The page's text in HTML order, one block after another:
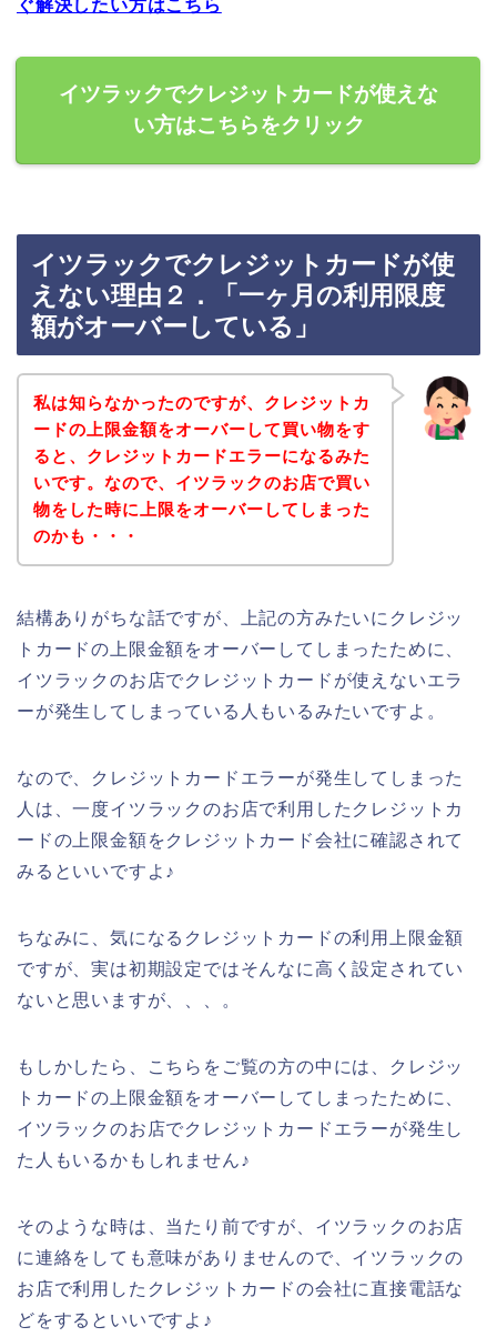
ぐ解決したい方はこちら
イツラックでクレジットカードが使えな
い方はこちらをクリック
イツラックでクレジットカードが使
えない理由２．「一ヶ月の利用限度
額がオーバーしている」
私は知らなかったのですが、クレジットカ
ードの上限金額をオーバーして買い物をす
ると、クレジットカードエラーになるみた
いです。なので、イツラックのお店で買い
物をした時に上限をオーバーしてしまった
のかも・・・
結構ありがちな話ですが、上記の方みたいにクレジッ
トカードの上限金額をオーバーしてしまったために、
イツラックのお店でクレジットカードが使えないエラ
ーが発生してしまっている人もいるみたいですよ。
なので、クレジットカードエラーが発生してしまった
人は、一度イツラックのお店で利用したクレジットカ
ードの上限金額をクレジットカード会社に確認されて
みるといいですよ♪
ちなみに、気になるクレジットカードの利用上限金額
ですが、実は初期設定ではそんなに高く設定されてい
ないと思いますが、、、。
もしかしたら、こちらをご覧の方の中には、クレジッ
トカードの上限金額をオーバーしてしまったために、
イツラックのお店でクレジットカードエラーが発生し
た人もいるかもしれません♪
そのような時は、当たり前ですが、イツラックのお店
に連絡をしても意味がありませんので、イツラックの
お店で利用したクレジットカードの会社に直接電話な
どをするといいですよ♪